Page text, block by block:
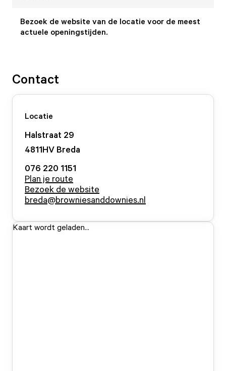
Bezoek de website van de locatie voor de meest
actuele openingstijden.
Contact
Locatie
Halstraat 29
4811HV Breda
076 220 1151
Plan je route
Bezoek de website
breda@browniesanddownies.nl
Kaart wordt geladen...